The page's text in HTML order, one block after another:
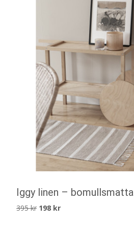
Iggy linen – bomullsmatta
395kr Det
198 krDet